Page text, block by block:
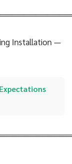
Installation —